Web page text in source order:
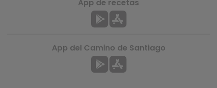
App de recetas
App del Camino de Santiago